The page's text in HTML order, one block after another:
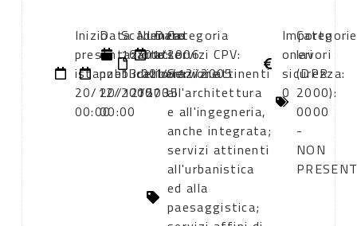
Inizio
presentazione
istanze:
20/12/2005
00:00
Data
di
pubblicazione:
20/12/2005
00:00
Scadenza:
16/01/2006
13:00
Numero
atto:
deliberazione
1073
Data
atto:
14/12/2005
Categoria
servizi CPV:
Servizi attinenti
all'architettura
e all'ingegneria,
anche integrata;
servizi attinenti
all'urbanistica
ed alla
paesaggistica;
Importo
oneri
sicurezza:
0
Categorie
lavori
(DPR
2000):
0000
-
NON